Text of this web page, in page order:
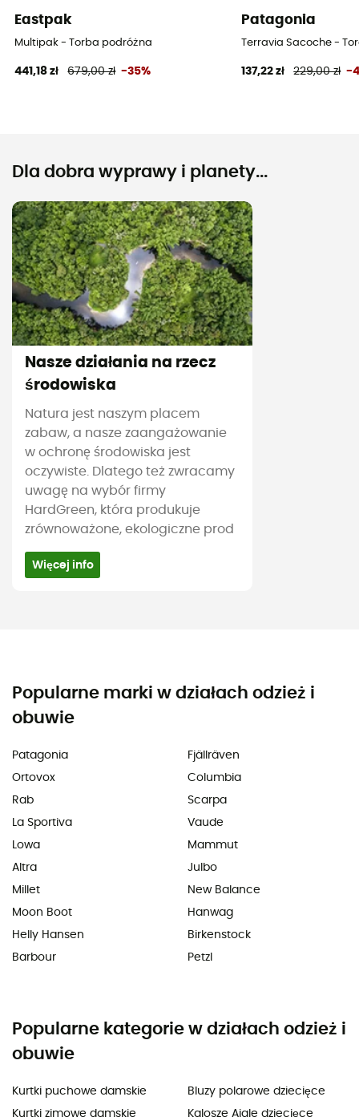
Eastpak
Multipak - Torba podróżna
441,18 zł 679,00 zł -35%
Patagonia
Terravia Sacoche -
137,22 zł 229,00 zł -
Dla dobra wyprawy i planety...
Nasze działania na rzecz
środowiska
Natura jest naszym placem
zabaw, a nasze zaangażowanie
w ochronę środowiska jest
oczywiste. Dlatego też zwracamy
uwagę na wybór firmy
HardGreen, która produkuje
zrównoważone, ekologiczne prod
Więcej info
Popularne marki w działach odzież i
obuwie
Patagonia
Ortovox
Rab
La Sportiva
Lowa
Altra
Millet
Moon Boot
Helly Hansen
Barbour
Fjällräven
Columbia
Scarpa
Vaude
Mammut
Julbo
New Balance
Hanwag
Birkenstock
Petzl
Popularne kategorie w działach odzież i
obuwie
Kurtki puchowe damskie
Kurtki zimowe damskie
Bluzy polarowe dziecięce
Kalosze Aigle dziecięce